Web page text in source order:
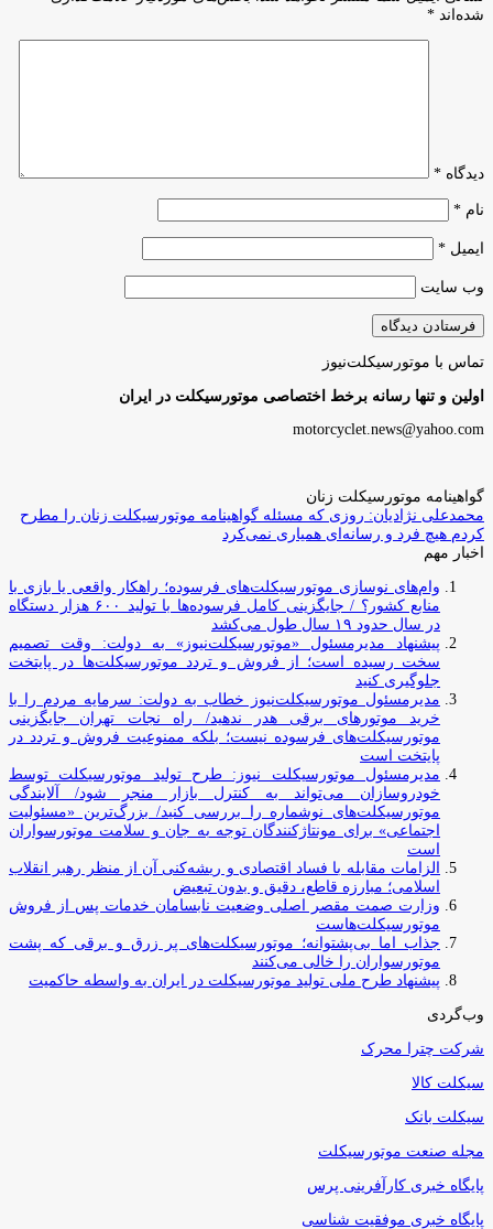
شده‌اند *
دیدگاه *
نام *
ایمیل *
وب‌ سایت
تماس با موتورسیکلت‌نیوز
اولین و تنها رسانه برخط اختصاصی موتورسیکلت در ایران
motorcyclet.news@yahoo.com
گواهینامه موتورسیکلت زنان
محمدعلی نژادیان: روزی که مسئله گواهینامه موتورسیکلت زنان را مطرح
کردم هیچ فرد و رسانه‌ای همیاری نمی‌کرد
اخبار مهم
وام‌های نوسازی موتورسیکلت‌های فرسوده؛ راهکار واقعی یا بازی با
منابع کشور؟ / جایگزینی کامل فرسوده‌ها با تولید ۶۰۰ هزار دستگاه
در سال حدود ۱۹ سال طول می‌کشد
پیشنهاد مدیرمسئول «موتورسیکلت‌نیوز» به دولت: وقت تصمیم
سخت رسیده است؛ از فروش و تردد موتورسیکلت‌ها در پایتخت
جلوگیری کنید
مدیرمسئول موتورسیکلت‌نیوز خطاب به دولت: سرمایه مردم را با
خرید موتورهای برقی هدر ندهید/ راه نجات تهران جایگزینی
موتورسیکلت‌های فرسوده نیست؛ بلکه ممنوعیت فروش و تردد در
پایتخت است
مدیرمسئول موتورسیکلت نیوز: طرح تولید موتورسیکلت توسط
خودروسازان می‌تواند به کنترل بازار منجر شود/ آلایندگی
موتورسیکلت‌های نوشماره را بررسی کنید/ بزرگ‌ترین «مسئولیت
اجتماعی» برای مونتاژکنندگان توجه به جان و سلامت موتورسواران
است
الزامات مقابله با فساد اقتصادی و ریشه‌کنی آن از منظر رهبر انقلاب
اسلامی؛ مبارزه قاطع، دقیق و بدون تبعیض
وزارت صمت مقصر اصلی وضعیت نابسامان خدمات پس از فروش
موتورسیکلت‌هاست
جذاب اما بی‌پشتوانه؛ موتورسیکلت‌های پر زرق‌ و برقی که پشت
موتورسواران را خالی می‌کنند
پیشنهاد طرح ملی تولید موتورسیکلت در ایران به واسطه حاکمیت
وب‌گردی
شرکت چترا محرک
سیکلت کالا
سیکلت بانک
مجله صنعت موتورسیکلت
پایگاه خبری کارآفرینی پرس
پایگاه خبری موفقیت شناسی